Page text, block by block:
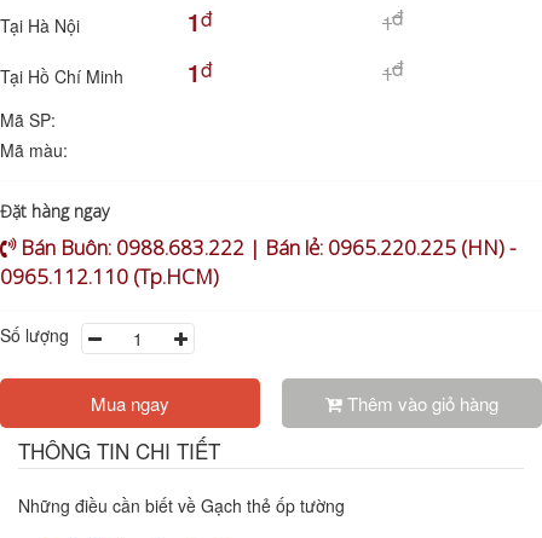
Tại Hà Nội
1đ 1đ
Tại Hồ Chí Minh 1đ 1đ
Mã SP:
Mã màu:
Đặt hàng ngay
Bán Buôn: 0988.683.222 | Bán lẻ: 0965.220.225 (HN) -
0965.112.110 (Tp.HCM)
Số lượng
Mua ngay Thêm vào giỏ hàng
THÔNG TIN CHI TIẾT
Những điều cần biết về Gạch thẻ ốp tường